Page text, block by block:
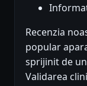
Recenzia
popular
sprijinit de
Validarea